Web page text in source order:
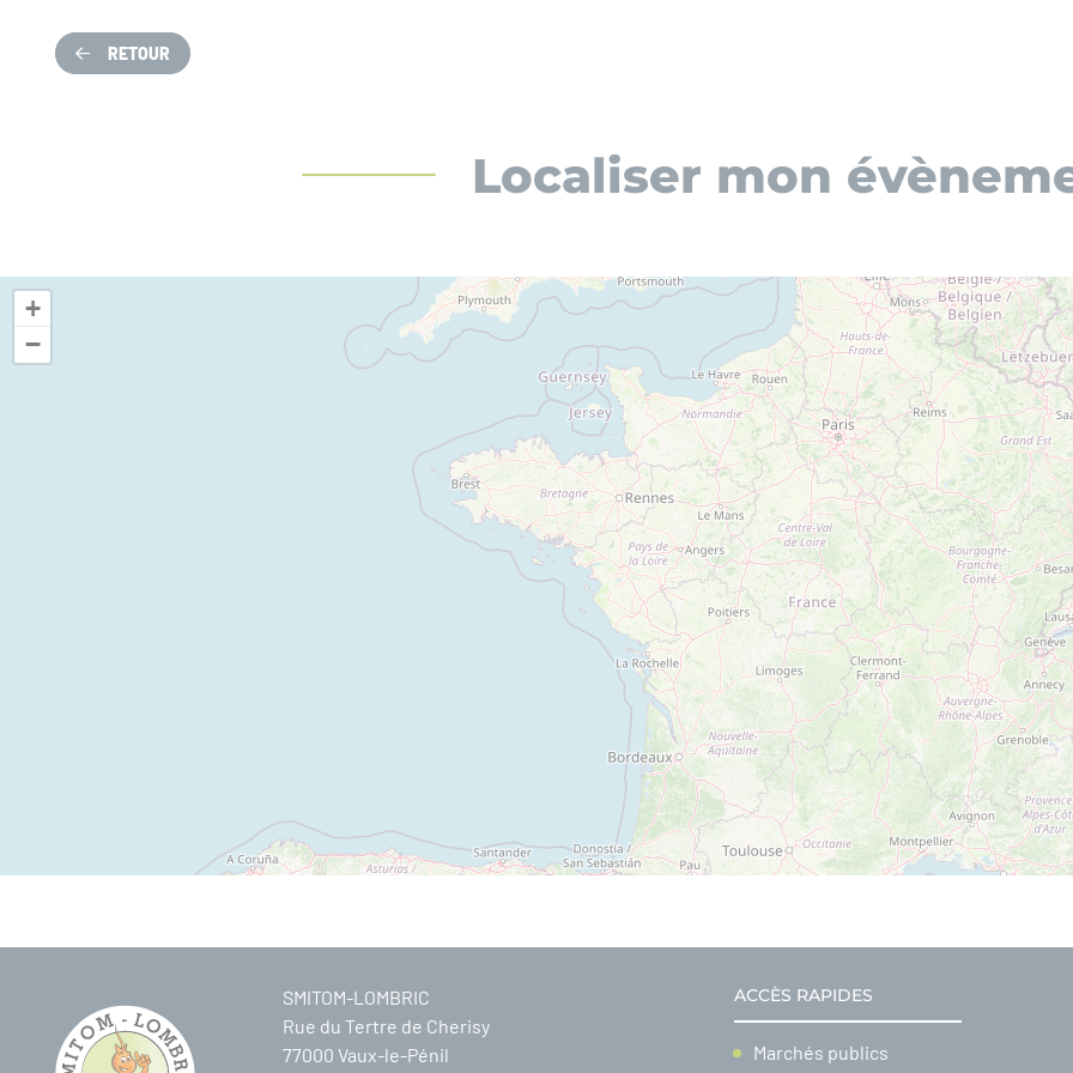
RETOUR
Localiser mon
+
−
SMITOM-LOMBRIC
Rue du Tertre de Cherisy
77000 Vaux-le-Pénil
ACCÈS RAPIDES
Marchés publics